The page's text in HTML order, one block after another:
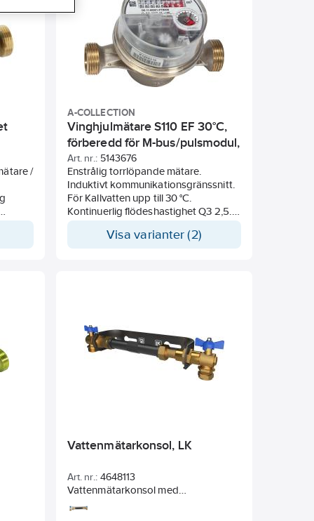
/
A-COLLECTION
Vinghjulmätare S110 EF 30°C,
förberedd för M-bus/pulsmodul,
a-collection
Art. nr.: 5143676
Enstrålig torrlöpande mätare.
Induktivt kommunikationsgränssnitt.
För Kallvatten upp till 30 °C.
Kontinuerlig flödeshastighet Q3 2,5.
För fjärravläsning med M-bus/puls
Visa varianter (2)
Vattenmätarkonsol, LK
Art. nr.: 4648113
Vattenmätarkonsol med
vattenmätarkoppel avsett för